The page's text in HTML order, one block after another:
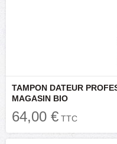
TAMPON DATEUR
MAGASIN BIO
64,00 € TTC